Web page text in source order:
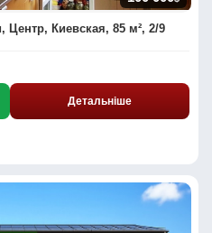
Центр, Киевская, 85 м², 2/9
Детальніше